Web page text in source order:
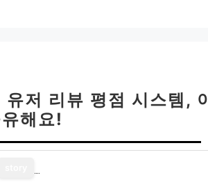
저 리뷰 평점 시스템, 이
해요!